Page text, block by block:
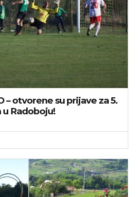
– otvorene su prijave za 5.
Radoboju!